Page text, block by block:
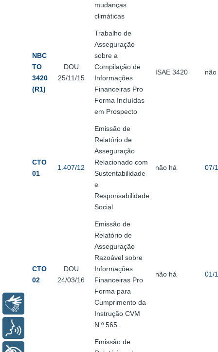
mudanças
climáticas
NBC
TO
3420
(R1)
DOU
25/11/15
Trabalho de
Asseguração
sobre a
Compilação de
Informações
Financeiras Pro
Forma Incluídas
em Prospecto
ISAE 3420
CTO
01
1.407/12
Emissão de
Relatório de
Asseguração
Relacionado com
Sustentabilidade
e
Responsabilidade
Social
não há 07/
CTO
02
DOU
24/03/16
Emissão de
Relatório de
Asseguração
Razoável sobre
Informações
Financeiras Pro
Forma para
Cumprimento da
Instrução CVM
N.º 565.
não há 01/
Emissão de